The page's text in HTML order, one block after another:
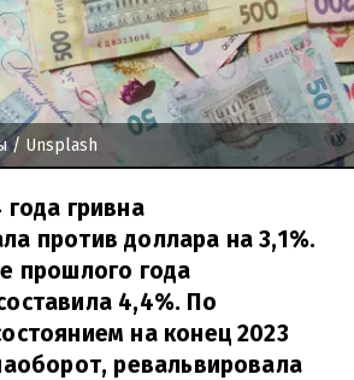
/ Unsplash
гривна
против доллара на 3,1%.
прошлого года
4,4%. По
на конец 2023
ревальвировала